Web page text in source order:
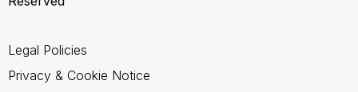
Legal Policies
Privacy & Cookie Notice